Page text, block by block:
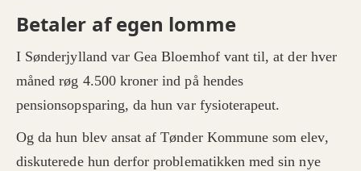
Betaler af egen lomme
I Sønderjylland var Gea Bloemhof vant til, at der hver
måned røg 4.500 kroner ind på hendes
pensionsopsparing, da hun var fysioterapeut.
Og da hun blev ansat af Tønder Kommune som elev,
diskuterede hun derfor problematikken med sin nye